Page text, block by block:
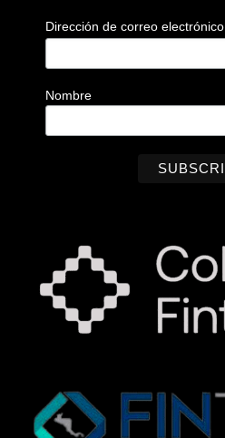
Dirección de correo electrónico
Nombre